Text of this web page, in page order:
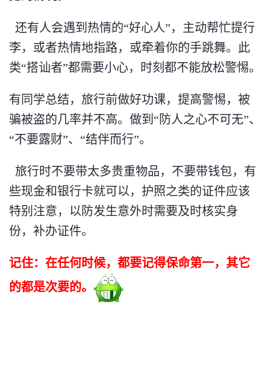
还有人会遇到热情的“好心人”，主动帮忙提行
李，或者热情地指路，或牵着你的手跳舞。此
类“搭讪者”都需要小心，时刻都不能放松警惕。
有同学总结，旅行前做好功课，提高警惕，被
骗被盗的几率并不高。做到“防人之心不可无”、
“不要露财”、“结伴而行”。
旅行时不要带太多贵重物品，不要带钱包，有
些现金和银行卡就可以，护照之类的证件应该
特别注意，以防发生意外时需要及时核实身
份，补办证件。
记住：在任何时候，都要记得保命第一，其它
的都是次要的。